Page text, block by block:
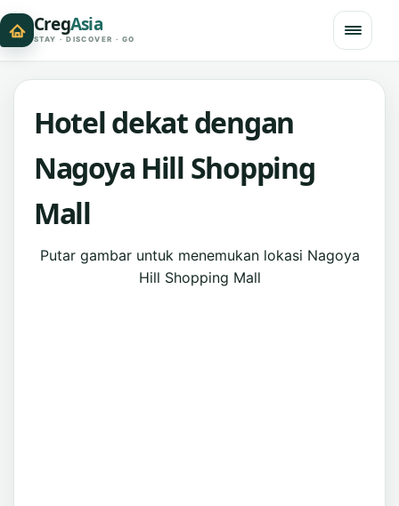
CregAsia
STAY · DISCOVER · GO
Hotel dekat dengan
Nagoya Hill Shopping
Mall
Putar gambar untuk menemukan lokasi Nagoya
Hill Shopping Mall